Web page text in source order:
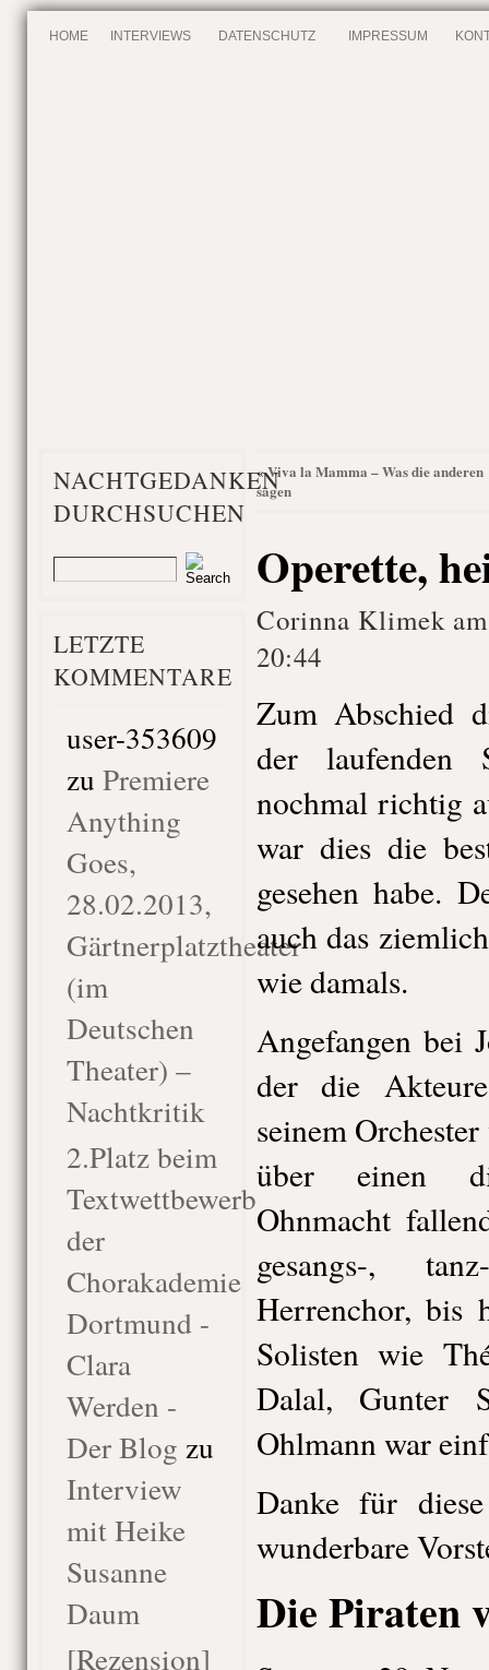
HOME INTERVIEWS DATENSCHUTZ IMPRESSUM
NACHTGEDANKEN
DURCHSUCHEN
LETZTE
KOMMENTARE
user-353609
zu Premiere
Anything
Goes,
28.02.2013,
Gärtnerplatztheater
(im
Deutschen
Theater) –
Nachtkritik
2.Platz beim
Textwettbewerb
der
Chorakademie
Dortmund -
Clara
Werden -
Der Blog zu
Interview
mit Heike
Susanne
Daum
[Rezension]
«Viva la Mamma – Was die anderen
sagen
Operette,
Corinna Klimek
20:44
Zum Abschied
der laufenden
nochmal richtig
war dies die
gesehen habe.
auch das
wie damals.
Angefangen bei
der die
seinem
über einen
Ohnmacht
gesangs-,
Herrenchor, bis
Solisten wie
Dalal, Gunter
Ohlmann war
Danke für
wunderbare
Die Piraten